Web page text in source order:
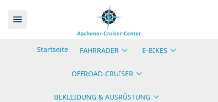
Startseite FAHRRÄDER E-BIKES
OFFROAD-CRUISER
BEKLEIDUNG & AUSRÜSTUNG